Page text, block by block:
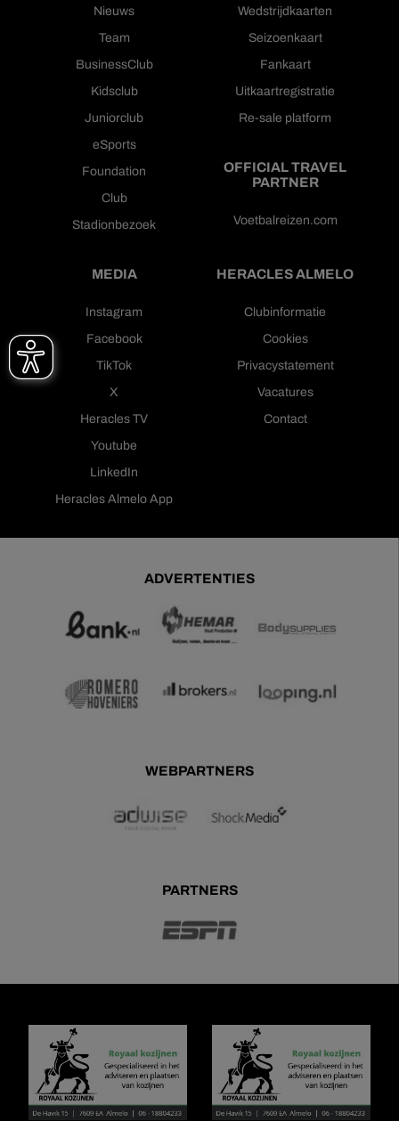
Nieuws
Team
BusinessClub
Kidsclub
Juniorclub
eSports
Foundation
Club
Stadionbezoek
Wedstrijdkaarten
Seizoenkaart
Fankaart
Uitkaartregistratie
Re-sale platform
OFFICIAL TRAVEL
PARTNER
Voetbalreizen.com
MEDIA
Instagram
Facebook
TikTok
X
Heracles TV
Youtube
LinkedIn
Heracles Almelo App
HERACLES ALMELO
Clubinformatie
Cookies
Privacystatement
Vacatures
Contact
ADVERTENTIES
WEBPARTNERS
PARTNERS